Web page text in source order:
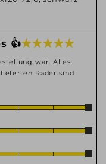
👍★ ★ ★ ★ ★
war. Alles
Räder sind